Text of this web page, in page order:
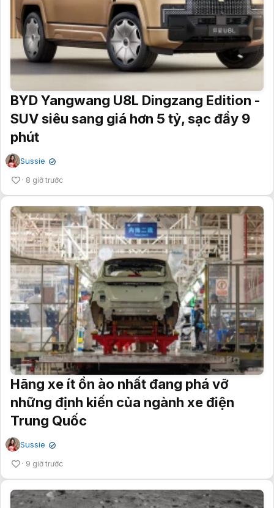
BYD Yangwang U8L Dingzang Edition -
SUV siêu sang giá hơn 5 tỷ, sạc đầy 9
phút
Sussie ✔
8 giờ trước
Hãng xe ít ồn ào nhất đang phá vỡ
những định kiến của ngành xe điện
Trung Quốc
Sussie ✔
9 giờ trước